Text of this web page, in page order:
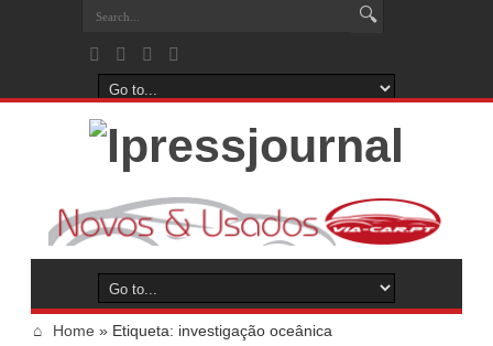
Home » Etiqueta: investigação oceânica